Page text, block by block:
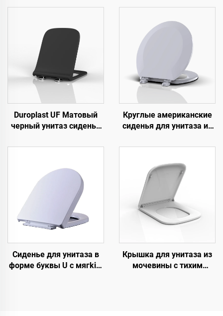
Duroplast UF Матовый
черный унитаз сиденье
от производителя
Круглые американские
сиденья для унитаза из
производителя сидений
Сиденье для унитаза в
форме буквы U с мягkim
Крышка для унитаза из
мочевины с тихим